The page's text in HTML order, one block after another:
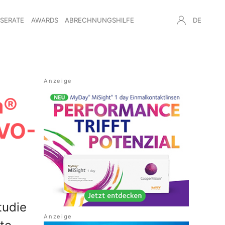
AWARDS ABRECHNUNGSHILFE DE